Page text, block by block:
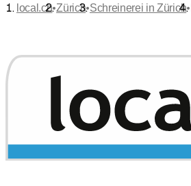
local.ch•Zürich•Schreinerei in Zürich•